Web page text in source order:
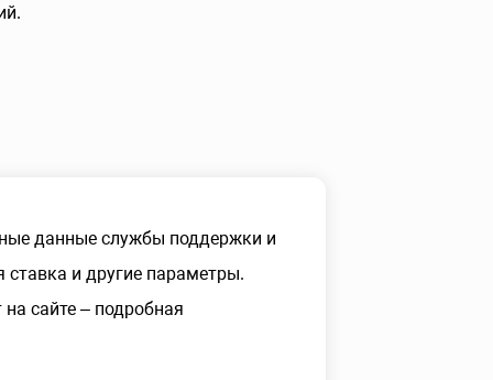
данные службы поддержки и
и другие параметры.
сайте – подробная